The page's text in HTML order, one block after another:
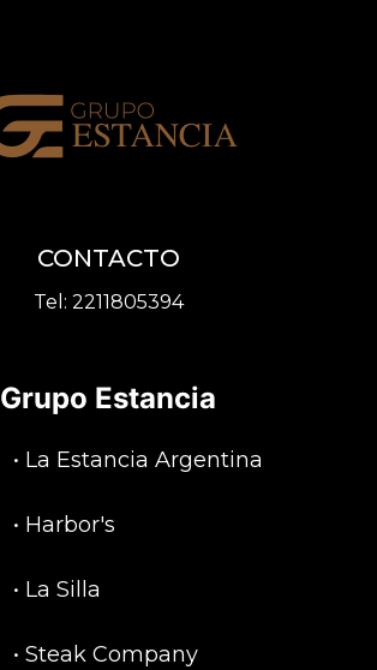
CONTACTO
Tel: 2211805394
Grupo Estancia
• La Estancia Argentina
• Harbor's
• La Silla
• Steak Company